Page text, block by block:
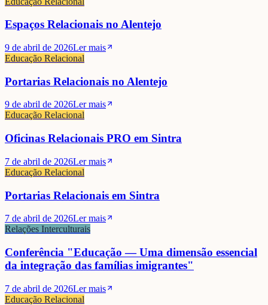
Espaços Relacionais no Alentejo
9 de abril de 2026Ler mais
Educação Relacional
Portarias Relacionais no Alentejo
9 de abril de 2026Ler mais
Educação Relacional
Oficinas Relacionais PRO em Sintra
7 de abril de 2026Ler mais
Educação Relacional
Portarias Relacionais em Sintra
7 de abril de 2026Ler mais
Relações Interculturais
Conferência "Educação — Uma dimensão essencial
da integração das famílias imigrantes"
7 de abril de 2026Ler mais
Educação Relacional